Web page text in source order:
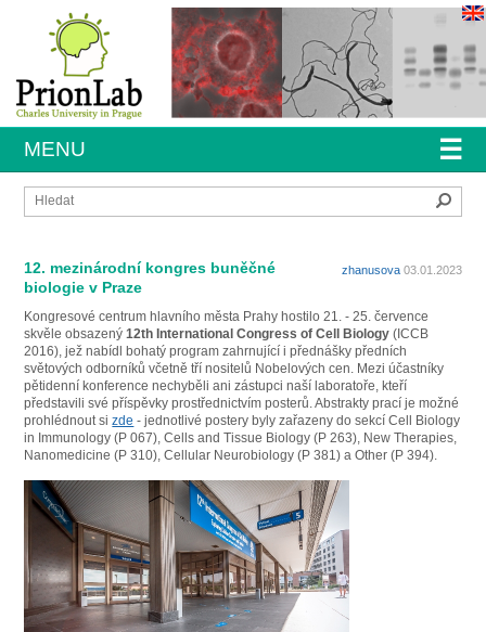
☰
MENU
zhanusova03.01.2023
12. mezinárodní kongres buněčné
biologie v Praze
Kongresové centrum hlavního města Prahy hostilo 21. - 25. července
skvěle obsazený12th International Congress of Cell Biology (ICCB
2016), jež nabídl bohatý program zahrnující i přednášky předních
světových odborníků včetně tří nositelů Nobelových cen. Mezi účastníky
pětidenní konference nechyběli ani zástupci naší laboratoře, kteří
představili své příspěvky prostřednictvím posterů. Abstrakty prací je možné
prohlédnout sizde - jednotlivé postery byly zařazeny do sekcí Cell Biology
in Immunology (P 067), Cells and Tissue Biology (P 263), New Therapies,
Nanomedicine (P 310), Cellular Neurobiology (P 381) a Other (P 394).